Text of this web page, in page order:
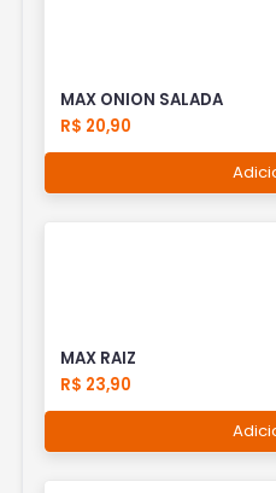
MAX ONION SALADA
R$ 20,90
MAX RAIZ
R$ 23,90